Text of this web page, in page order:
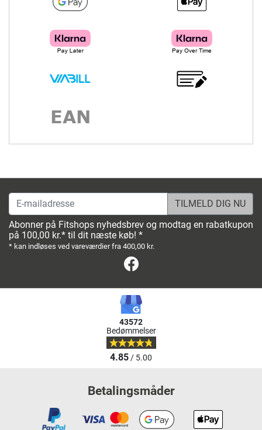
E-mailadresse
Abonner på Fitshops nyhedsbrev og modtag en rabatkupon
på 100,00 kr.* til dit næste køb! *
* kan indløses ved vareværdier fra 400,00 kr.
43572
Bedømmelser
4.85/ 5.00
Betalingsmåder